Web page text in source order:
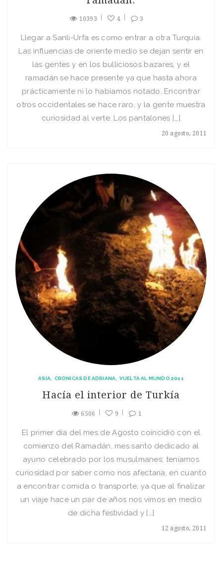
10393 4 3
20 agosto, 2011
Llegar a Sanli-Urfa es como entrar a otra Turquía.
Las influencias de oriente medio se dejan sentir en
las gentes y en los bulliciosos bazares, y el
ramadán se hace presente ya que hasta ahora
prácticamente ni lo habíamos notado. Encontrar
otros occidentales se hace raro, y la gente muestra
curiosidad al verte. Los pantalones […]
ASIA CRÓNICAS DE ADRIANA VUELTA AL MUNDO 2011
Hacía el interior de Turkía
6506 9 1
12 agosto, 2011
El primer día del mes de Agosto coincidió con el
comienzo del Ramadán, mes santo dedicado al
ayuno celebrado por los musulmanes; teníamos
curiosidad por saber como nos afectaría, en cuanto
a encontrar comida o transporte, ya que al finalizar
un viaje hace un par de años nos vimos en medio
de dicha festividad y […]